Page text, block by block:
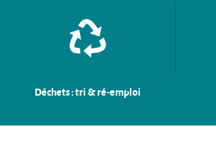
Déchets : tri & ré-emploi